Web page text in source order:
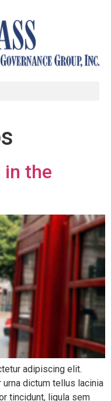
in the
adipiscing elit.
dictum tellus lacinia
tincidunt, ligula sem